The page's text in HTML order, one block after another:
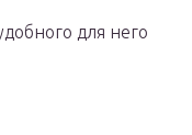
для него